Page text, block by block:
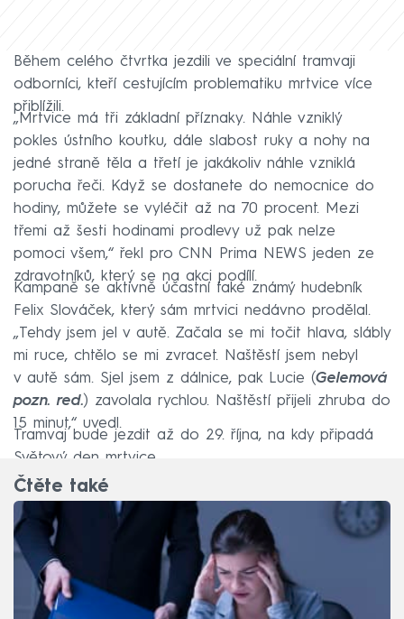
Během celého čtvrtka jezdili ve speciální tramvaji
odborníci, kteří cestujícím problematiku mrtvice více
přiblížili.
„Mrtvice má tři základní příznaky. Náhle vzniklý
pokles ústního koutku, dále slabost ruky a nohy na
jedné straně těla a třetí je jakákoliv náhle vzniklá
porucha řeči. Když se dostanete do nemocnice do
hodiny, můžete se vyléčit až na 70 procent. Mezi
třemi až šesti hodinami prodlevy už pak nelze
pomoci všem,“ řekl pro CNN Prima NEWS jeden ze
zdravotníků, který se na akci podílí.
Kampaně se aktivně účastní také známý hudebník
Felix Slováček, který sám mrtvici nedávno prodělal.
„Tehdy jsem jel v autě. Začala se mi točit hlava, slábly
mi ruce, chtělo se mi zvracet. Naštěstí jsem nebyl
v autě sám. Sjel jsem z dálnice, pak Lucie (Gelemová
pozn. red.) zavolala rychlou. Naštěstí přijeli zhruba do
15 minut,“ uvedl.
Tramvaj bude jezdit až do 29. října, na kdy připadá
Světový den mrtvice.
Čtěte také